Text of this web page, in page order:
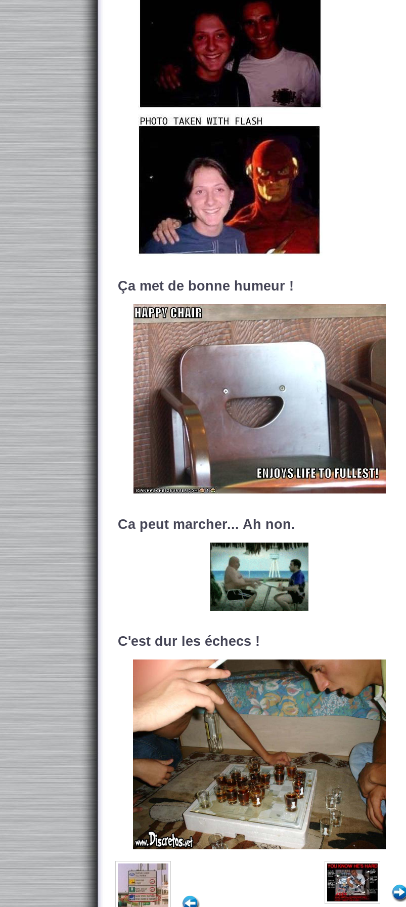
Ça met de bonne humeur !
Ca peut marcher... Ah non.
C'est dur les échecs !